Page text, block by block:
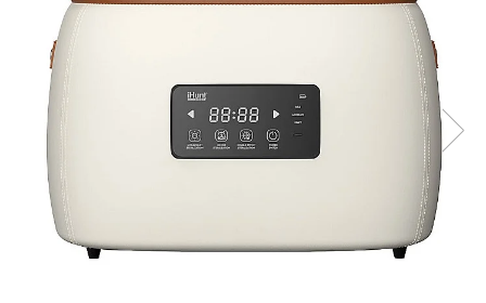
Aparate de Gatit
Pressure Cooker
Slow Cooker
Steam Cooker
Juicer
Dehydrator
Blender
Cofee machines